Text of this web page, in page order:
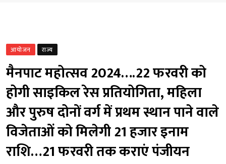
आयोजन राज्य
मैनपाट महोत्सव 2024….22 फरवरी को
होगी साइकिल रेस प्रतियोगिता, महिला
और पुरुष दोनों वर्ग में प्रथम स्थान पाने वाले
विजेताओं को मिलेगी 21 हजार इनाम
राशि…21 फरवरी तक कराएं पंजीयन